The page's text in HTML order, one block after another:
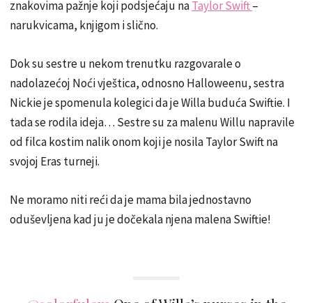
znakovima pažnje koji podsjećaju naTaylor Swift–
narukvicama, knjigom i slično.
Dok su sestre u nekom trenutku razgovarale o
nadolazećoj Noći vještica, odnosno Halloweenu, sestra
Nickie je spomenula kolegici da je Willa buduća Swiftie. I
tada se rodila ideja… Sestre su za malenu Willu napravile
od filca kostim nalik onom koji je nosila Taylor Swift na
svojoj Eras turneji.
Ne moramo niti reći da je mama bila jednostavno
oduševljena kad ju je dočekala njena malena Swiftie!